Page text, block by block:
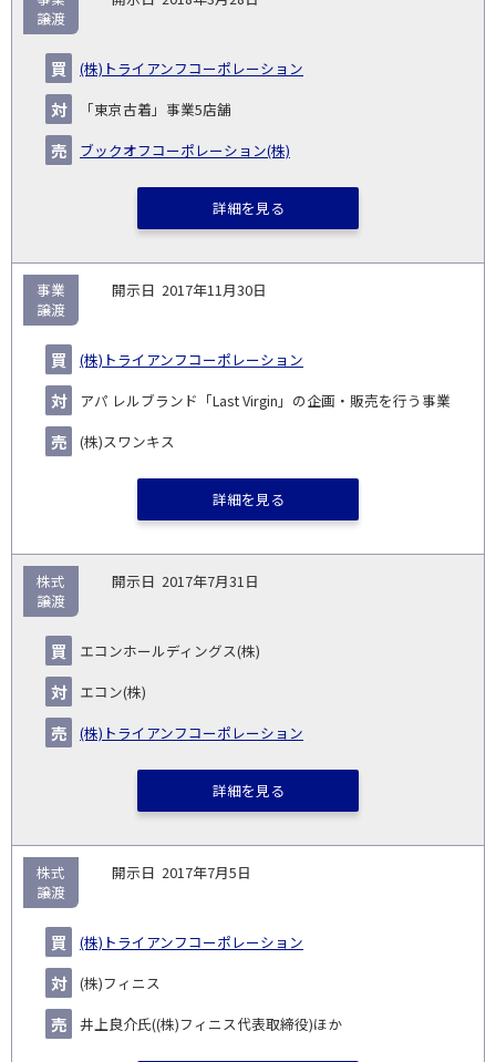
(株)トライアンフコーポレーション
「東京古着」事業5店舗
ブックオフコーポレーション(株)
譲渡
詳細を見る
2017年11月30日
(株)トライアンフコーポレーション
アパ レルブランド「Last Virgin」の企画・販売を行う事業
(株)スワンキス
事業
譲渡
詳細を見る
2017年7月31日
エコンホールディングス(株)
エコン(株)
(株)トライアンフコーポレーション
株式
譲渡
詳細を見る
2017年7月5日
(株)トライアンフコーポレーション
(株)フィニス
井上良介氏((株)フィニス代表取締役)ほか
株式
譲渡